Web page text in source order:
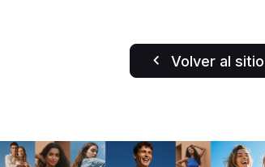
Volver al